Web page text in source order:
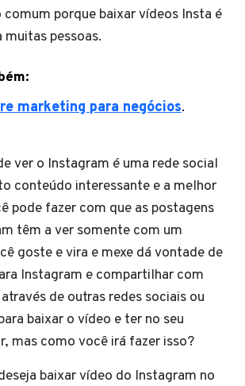
porque baixar vídeos Insta é
pessoas.
marketing para negócios.
ver o Instagram é uma rede social
conteúdo interessante e a melhor
pode fazer com que as postagens
têm a ver somente com um
goste e vira e mexe dá vontade de
Instagram e compartilhar com
de outras redes sociais ou
baixar o vídeo e ter no seu
mas como você irá fazer isso?
baixar vídeo do Instagram no